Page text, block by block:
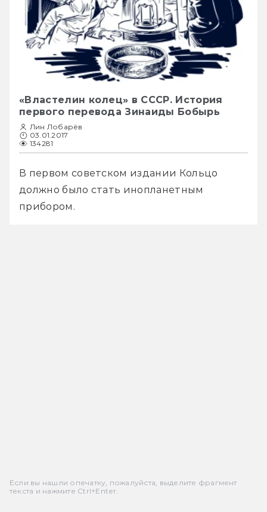
«Властелин колец» в СССР. История
первого перевода Зинаиды Бобырь
Лин Лобарёв
03.01.2017
134281
В первом советском издании Кольцо
должно было стать инопланетным
прибором.
Если вы нашли опечатку, пожалуйста, выделите фрагмент
текста и нажмите Ctrl+Enter.